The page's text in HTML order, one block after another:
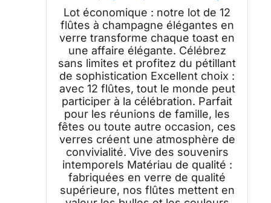
verres à vin pétillant pour fête,
transparent
Lot économique : notre lot de 12
flûtes à champagne élégantes en
verre transforme chaque toast en
une affaire élégante. Célébrez
sans limites et profitez du pétillant
de sophistication Excellent choix :
avec 12 flûtes, tout le monde peut
participer à la célébration. Parfait
pour les réunions de famille, les
fêtes ou toute autre occasion, ces
verres créent une atmosphère de
convivialité. Vive des souvenirs
intemporels Matériau de qualité :
fabriquées en verre de qualité
supérieure, nos flûtes mettent en